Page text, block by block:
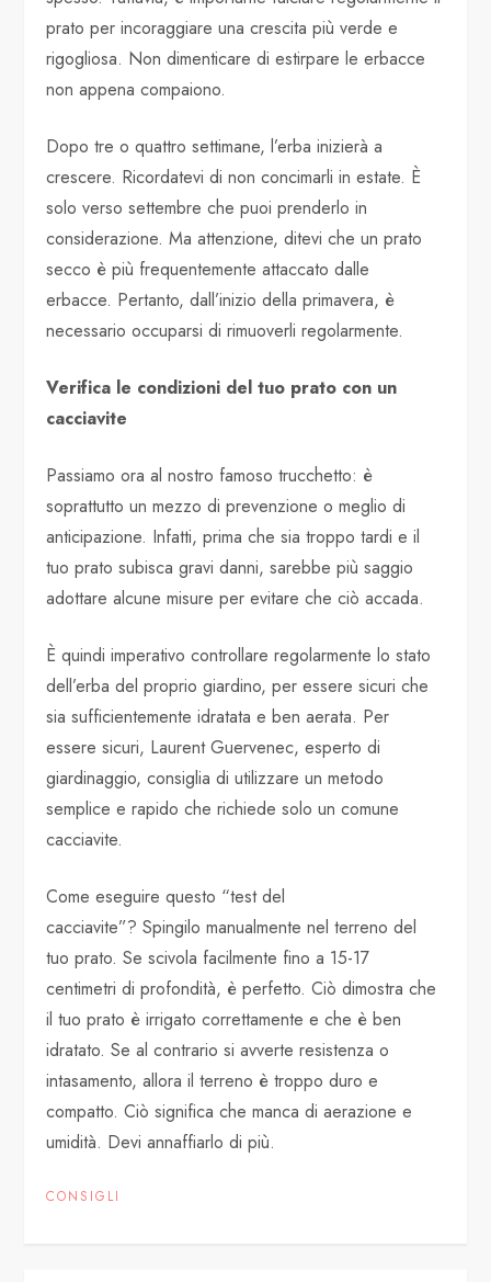
prato per incoraggiare una crescita più verde e
rigogliosa. Non dimenticare di estirpare le erbacce
non appena compaiono.
Dopo tre o quattro settimane, l’erba inizierà a
crescere. Ricordatevi di non concimarli in estate. È
solo verso settembre che puoi prenderlo in
considerazione. Ma attenzione, ditevi che un prato
secco è più frequentemente attaccato dalle
erbacce. Pertanto, dall’inizio della primavera, è
necessario occuparsi di rimuoverli regolarmente.
Verifica le condizioni del tuo prato con un
cacciavite
Passiamo ora al nostro famoso trucchetto: è
soprattutto un mezzo di prevenzione o meglio di
anticipazione. Infatti, prima che sia troppo tardi e il
tuo prato subisca gravi danni, sarebbe più saggio
adottare alcune misure per evitare che ciò accada.
È quindi imperativo controllare regolarmente lo stato
dell’erba del proprio giardino, per essere sicuri che
sia sufficientemente idratata e ben aerata. Per
essere sicuri, Laurent Guervenec, esperto di
giardinaggio, consiglia di utilizzare un metodo
semplice e rapido che richiede solo un comune
cacciavite.
Come eseguire questo “test del
cacciavite”? Spingilo manualmente nel terreno del
tuo prato. Se scivola facilmente fino a 15-17
centimetri di profondità, è perfetto. Ciò dimostra che
il tuo prato è irrigato correttamente e che è ben
idratato. Se al contrario si avverte resistenza o
intasamento, allora il terreno è troppo duro e
compatto. Ciò significa che manca di aerazione e
umidità. Devi annaffiarlo di più.
CONSIGLI